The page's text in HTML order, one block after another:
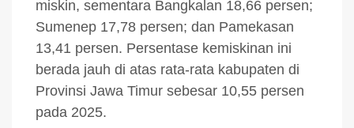
miskin, sementara Bangkalan 18,66 persen;
Sumenep 17,78 persen; dan Pamekasan
13,41 persen. Persentase kemiskinan ini
berada jauh di atas rata-rata kabupaten di
Provinsi Jawa Timur sebesar 10,55 persen
pada 2025.